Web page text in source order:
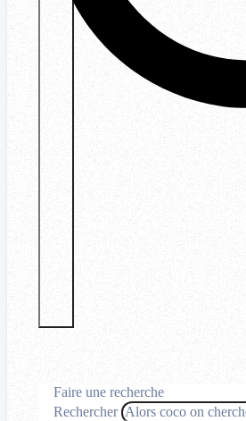
Faire une recherche
Rechercher